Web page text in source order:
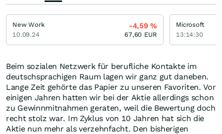
Beim sozialen Netzwerk für berufliche Kontakte im
deutschsprachigen Raum lagen wir ganz gut daneben.
Lange Zeit gehörte das Papier zu unseren Favoriten. Vor
einigen Jahren hatten wir bei der Aktie allerdings schon
zu Gewinnmitnahmen geraten, weil die Bewertung doch
recht stolz war. Im Zyklus von 10 Jahren hat sich die
Aktie nun mehr als verzehnfacht. Den bisherigen
New Work
10.09.24
-4,59%
67,60 EUR
Microsoft
13:14:30